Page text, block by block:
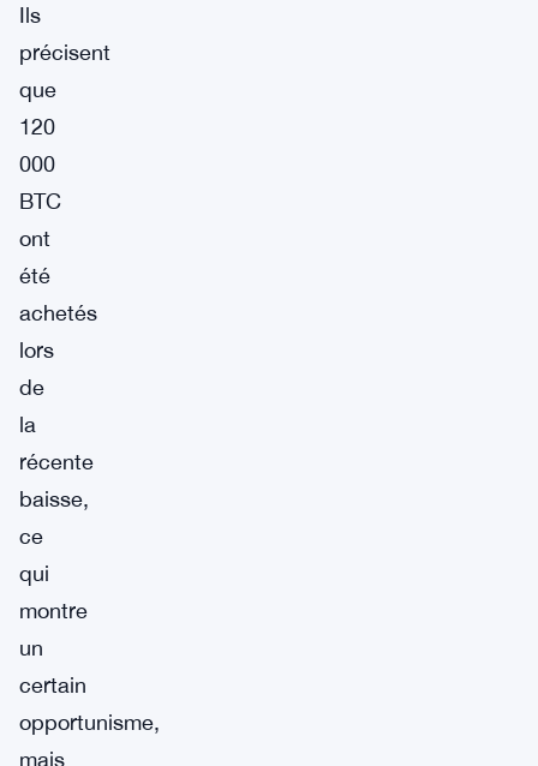
Ils
précisent
que
120
000
BTC
ont
été
achetés
lors
de
la
récente
baisse,
ce
qui
montre
un
certain
opportunisme,
mais